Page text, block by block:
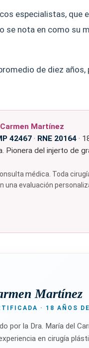
especialistas,
se nota en como su
de diez años,
Martínez
42467 · RNE 20164 ·
Pionera del injerto de
médica. Toda
una evaluación
Martínez
· 18 AÑOS
por la Dra. María del
en cirugía